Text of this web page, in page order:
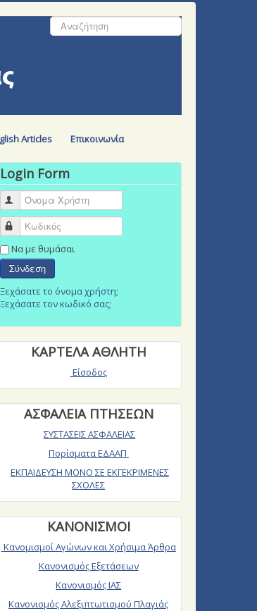
Αναζήτηση...
Articles Επικοινωνία
Login Form
Όνομα Χρήστη
Κωδικός
Να με θυμάσαι
Σύνδεση
Ξεχάσατε το όνομα χρήστη;
Ξεχάσατε τον κωδικό σας;
ΚΑΡΤΕΛΑ ΑΘΛΗΤΗ
Είσοδος
ΑΣΦΑΛΕΙΑ ΠΤΗΣΕΩΝ
ΣΥΣΤΑΣΕΙΣ ΑΣΦΑΛΕΙΑΣ
Πορίσματα ΕΔΑΑΠ
ΕΚΠΑΙΔΕΥΣΗ ΜΟΝΟ ΣΕ ΕΚΓΕΚΡΙΜΕΝΕΣ
ΣΧΟΛΕΣ
ΚΑΝΟΝΙΣΜΟΙ
Κανομισμοί Αγώνων και Χρήσιμα Άρθρα
Κανονισμός Εξετάσεων
Κανονισμός ΙΑΣ
Κανονισμός Αλεξιπτωτισμού Πλαγιάς